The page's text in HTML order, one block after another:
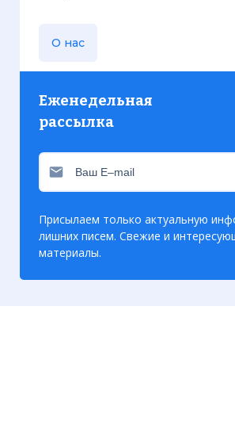
О нас
Еженедельная
рассылка
Присылаем только актуальную
лишних писем. Свежие и
материалы.